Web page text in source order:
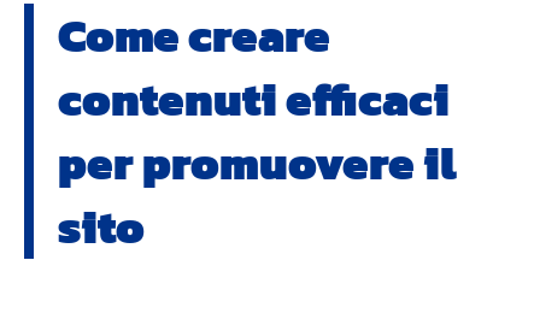
Come creare
contenuti efficaci
per promuovere il
sito